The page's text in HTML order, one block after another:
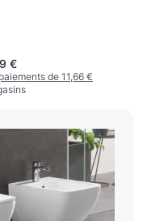
€
de 11,66 €